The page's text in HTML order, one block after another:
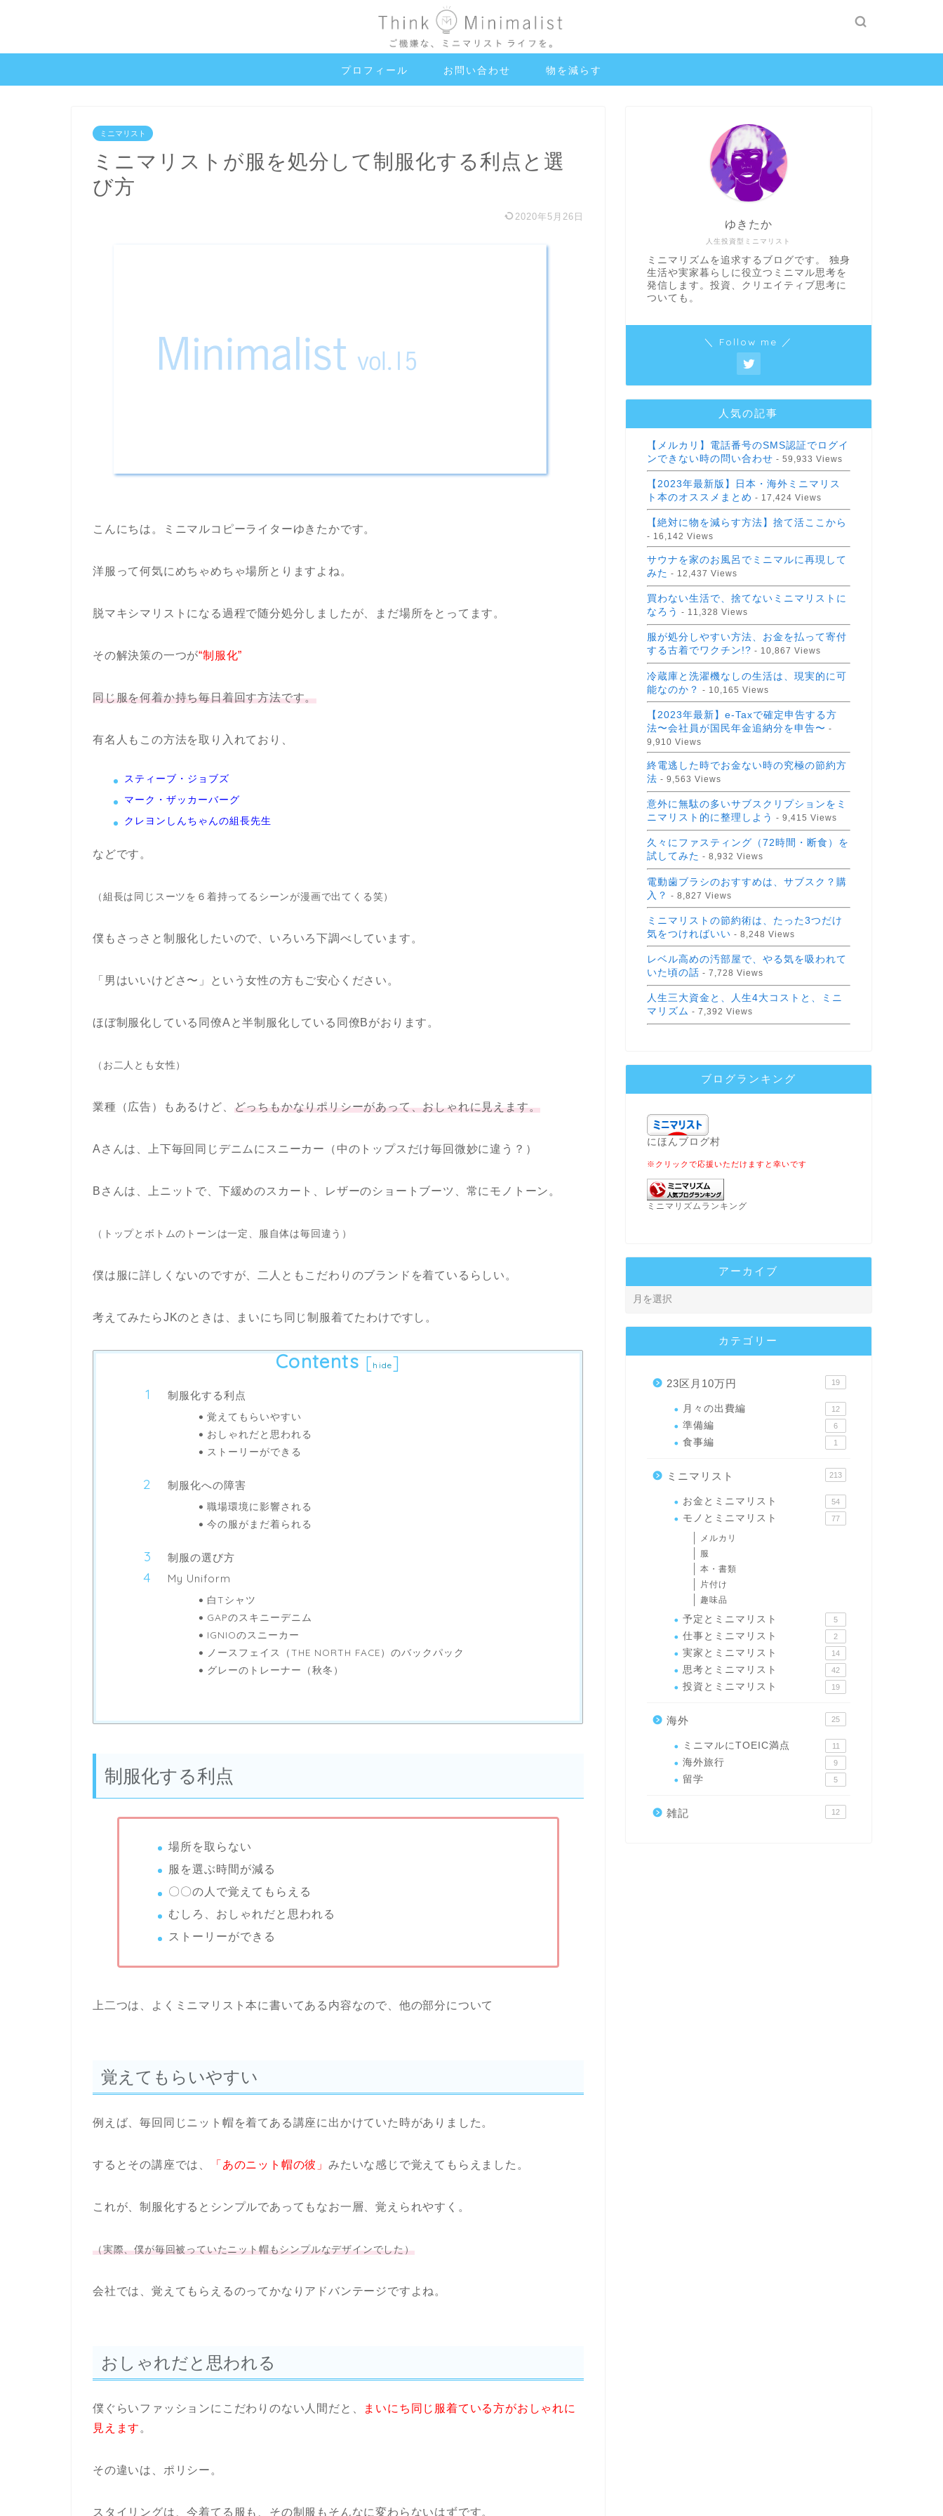
プロフィール お問い合わせ 物を減らす
ミニマリスト
ミニマリストが服を処分して制服化する利点と選
び方
2020年5月26日
こんにちは。ミニマルコピーライターゆきたかです。
洋服って何気にめちゃめちゃ場所とりますよね。
脱マキシマリストになる過程で随分処分しましたが、まだ場所をとってます。
その解決策の一つが“制服化”
同じ服を何着か持ち毎日着回す方法です。
有名人もこの方法を取り入れており、
スティーブ・ジョブズ
マーク・ザッカーバーグ
クレヨンしんちゃんの組長先生
などです。
（組長は同じスーツを６着持ってるシーンが漫画で出てくる笑）
僕もさっさと制服化したいので、いろいろ下調べしています。
「男はいいけどさ〜」という女性の方もご安心ください。
ほぼ制服化している同僚Aと半制服化している同僚Bがおります。
（お二人とも女性）
業種（広告）もあるけど、 どっちもかなりポリシーがあって、おしゃれに見えます。
Aさんは、上下毎回同じデニムにスニーカー（中のトップスだけ毎回微妙に違う？）
Bさんは、上ニットで、下緩めのスカート、レザーのショートブーツ、常にモノトーン。
（トップとボトムのトーンは一定、服自体は毎回違う）
僕は服に詳しくないのですが、二人ともこだわりのブランドを着ているらしい。
考えてみたらJKのときは、まいにち同じ制服着てたわけですし。
Contents [hide]
制服化する利点
覚えてもらいやすい
おしゃれだと思われる
ストーリーができる
制服化への障害
職場環境に影響される
今の服がまだ着られる
制服の選び方
My Uniform
白Tシャツ
GAPのスキニーデニム
IGNIOのスニーカー
ノースフェイス（THE NORTH FACE）のバックパック
グレーのトレーナー（秋冬）
制服化する利点
場所を取らない
服を選ぶ時間が減る
〇〇の人で覚えてもらえる
むしろ、おしゃれだと思われる
ストーリーができる
上二つは、よくミニマリスト本に書いてある内容なので、他の部分について
覚えてもらいやすい
例えば、毎回同じニット帽を着てある講座に出かけていた時がありました。
するとその講座では、 「あのニット帽の彼」みたいな感じで覚えてもらえました。
これが、制服化するとシンプルであってもなお一層、覚えられやすく。
（実際、僕が毎回被っていたニット帽もシンプルなデザインでした）
会社では、覚えてもらえるのってかなりアドバンテージですよね。
おしゃれだと思われる
僕ぐらいファッションにこだわりのない人間だと、
まいにち同じ服着ている方がおしゃれに
見えます 。
その違いは、ポリシー。
スタイリングは、今着てる服も、その制服もそんなに変わらないはずです。
人生投資型ミニマリスト
ゆきたか
ミニマリズムを追求するブログです。 独身
生活や実家暮らしに役立つミニマル思考を
発信します。投資、クリエイティブ思考に
ついても。
＼ Follow me ／
人気の記事
【メルカリ】電話番号のSMS認証でログイ
ンできない時の問い合わせ - 59,933 Views
【2023年最新版】日本・海外ミニマリス
ト本のオススメまとめ - 17,424 Views
【絶対に物を減らす方法】捨て活ここから
- 16,142 Views
サウナを家のお風呂でミニマルに再現して
みた - 12,437 Views
買わない生活で、捨てないミニマリストに
なろう - 11,328 Views
服が処分しやすい方法、お金を払って寄付
する古着でワクチン!? - 10,867 Views
冷蔵庫と洗濯機なしの生活は、現実的に可
能なのか？ - 10,165 Views
【2023年最新】e-Taxで確定申告する方
法〜会社員が国民年金追納分を申告〜 -
9,910 Views
終電逃した時でお金ない時の究極の節約方
法 - 9,563 Views
意外に無駄の多いサブスクリプションをミ
ニマリスト的に整理しよう - 9,415 Views
久々にファスティング（72時間・断食）を
試してみた - 8,932 Views
電動歯ブラシのおすすめは、サブスク？購
入？ - 8,827 Views
ミニマリストの節約術は、たった3つだけ
気をつければいい - 8,248 Views
レベル高めの汚部屋で、やる気を吸われて
いた頃の話 - 7,728 Views
人生三大資金と、人生4大コストと、ミニ
マリズム - 7,392 Views
ブログランキング
にほんブログ村
※クリックで応援いただけますと幸いです
ミニマリズムランキング
アーカイブ
カテゴリー
23区月10万円 19
月々の出費編 12
準備編 6
食事編 1
ミニマリスト 213
お金とミニマリスト 54
モノとミニマリスト 77
メルカリ
服
本・書類
片付け
趣味品
予定とミニマリスト 5
仕事とミニマリスト 2
実家とミニマリスト 14
思考とミニマリスト 42
投資とミニマリスト 19
海外 25
ミニマルにTOEIC満点 11
海外旅行 9
留学 5
雑記 12